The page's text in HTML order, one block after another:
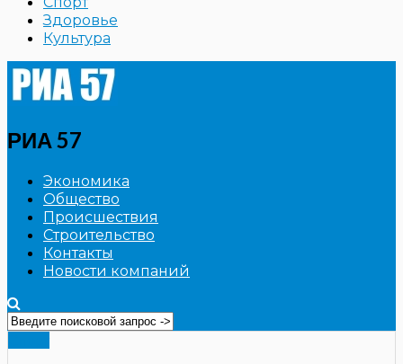
Здоровье
Культура
РИА 57
Экономика
Общество
Происшествия
Строительство
Контакты
Новости компаний